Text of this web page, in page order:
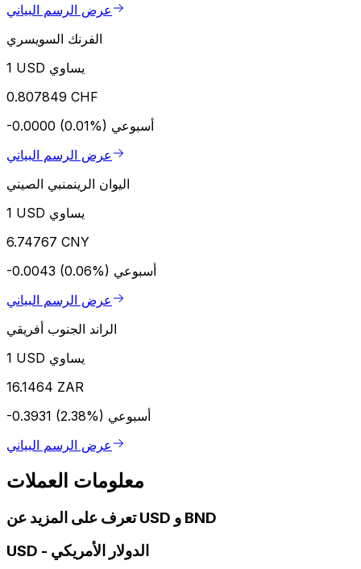
عرض الرسم البياني
الفرنك السويسري
1 USD يساوي
0.807849 CHF
-0.0000 (0.01%) أسبوعي
عرض الرسم البياني
اليوان الرينمنبي الصيني
1 USD يساوي
6.74767 CNY
-0.0043 (0.06%) أسبوعي
عرض الرسم البياني
الراند الجنوب أفريقي
1 USD يساوي
16.1464 ZAR
-0.3931 (2.38%) أسبوعي
عرض الرسم البياني
معلومات العملات
تعرف على المزيد عن USD و BND
USD - الدولار الأمريكي